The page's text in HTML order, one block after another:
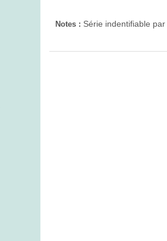
Notes : Série indentifiable